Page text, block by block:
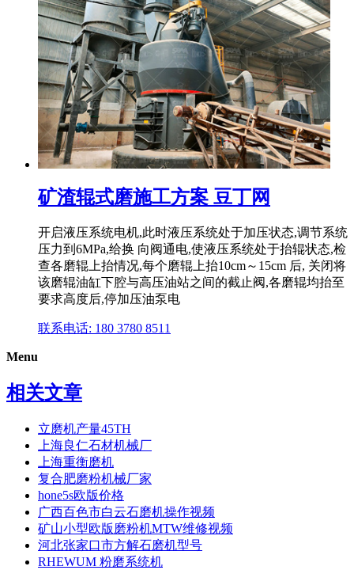
矿渣辊式磨施工方案 豆丁网
开启液压系统电机,此时液压系统处于加压状态,调节系统
压力到6MPa,给换 向阀通电,使液压系统处于抬辊状态,检
查各磨辊上抬情况,每个磨辊上抬10cm～15cm 后, 关闭将
该磨辊油缸下腔与高压油站之间的截止阀,各磨辊均抬至
要求高度后,停加压油泵电
联系电话: 180 3780 8511
Menu
相关文章
立磨机产量45TH
上海良仁石材机械厂
上海重衡磨机
复合肥磨粉机械厂家
hone5s欧版价格
广西百色市白云石磨机操作视频
矿山小型欧版磨粉机MTW维修视频
河北张家口市方解石磨机型号
RHEWUM 粉磨系统机